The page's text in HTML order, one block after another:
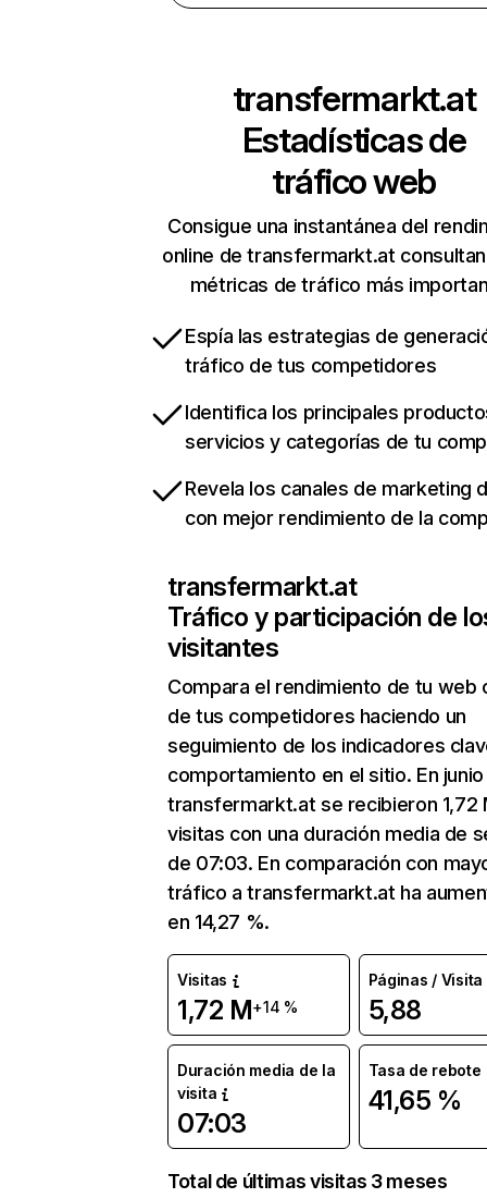
transfermarkt.at
Estadísticas de
tráfico web
Consigue una instantánea del
online de transfermarkt.at
métricas de tráfico más
Espía las estrategias de
tráfico de tus competidores
Identifica los principales
servicios y categorías de tu
Revela los canales de marketing
con mejor rendimiento de la
transfermarkt.at
Tráfico y participación de
visitantes
Compara el rendimiento de tu web
de tus competidores haciendo un
seguimiento de los indicadores
comportamiento en el sitio. En junio
transfermarkt.at se recibieron 1,72
visitas con una duración media de
de 07:03. En comparación con
tráfico a transfermarkt.at ha
en 14,27 %.
Visitas
1,72 M+14 %
Páginas / Visita
5,88
Duración media de la
visita
07:03
Tasa de rebote
41,65 %
Total de últimas visitas 3 meses